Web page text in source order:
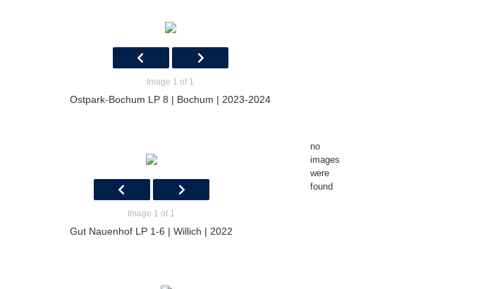
Image 1 of 1
Ostpark-Bochum LP 8 | Bochum | 2023-2024
Image 1 of 1
Gut Nauenhof LP 1-6 | Willich | 2022
no
images
were
found